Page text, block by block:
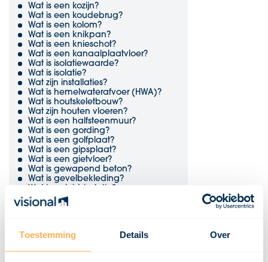
Toestemming Details Over
Wat is een kozijn?
Wat is een koudebrug?
Wat is een kolom?
Wat is een knikpan?
Wat is een knieschot?
Wat is een kanaalplaatvloer?
Wat is isolatiewaarde?
Wat is isolatie?
Wat zijn installaties?
Wat is hemelwaterafvoer (HWA)?
Wat is houtskeletbouw?
Wat zijn houten vloeren?
Wat is een halfsteenmuur?
Wat is een gording?
Wat is een golfplaat?
Wat is een gipsplaat?
Wat is een gietvloer?
Wat is gewapend beton?
Wat is gevelbekleding?
Wat is fundering?
Wat is EPDM?
Wat is draairichting?